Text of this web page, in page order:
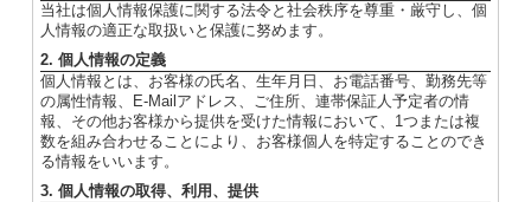
当社は個人情報保護に関する法令と社会秩序を尊重・厳守し、個
人情報の適正な取扱いと保護に努めます。
2. 個人情報の定義
個人情報とは、お客様の氏名、生年月日、お電話番号、勤務先等
の属性情報、E-Mailアドレス、ご住所、連帯保証人予定者の情
報、その他お客様から提供を受けた情報において、1つまたは複
数を組み合わせることにより、お客様個人を特定することのでき
る情報をいいます。
3. 個人情報の取得、利用、提供